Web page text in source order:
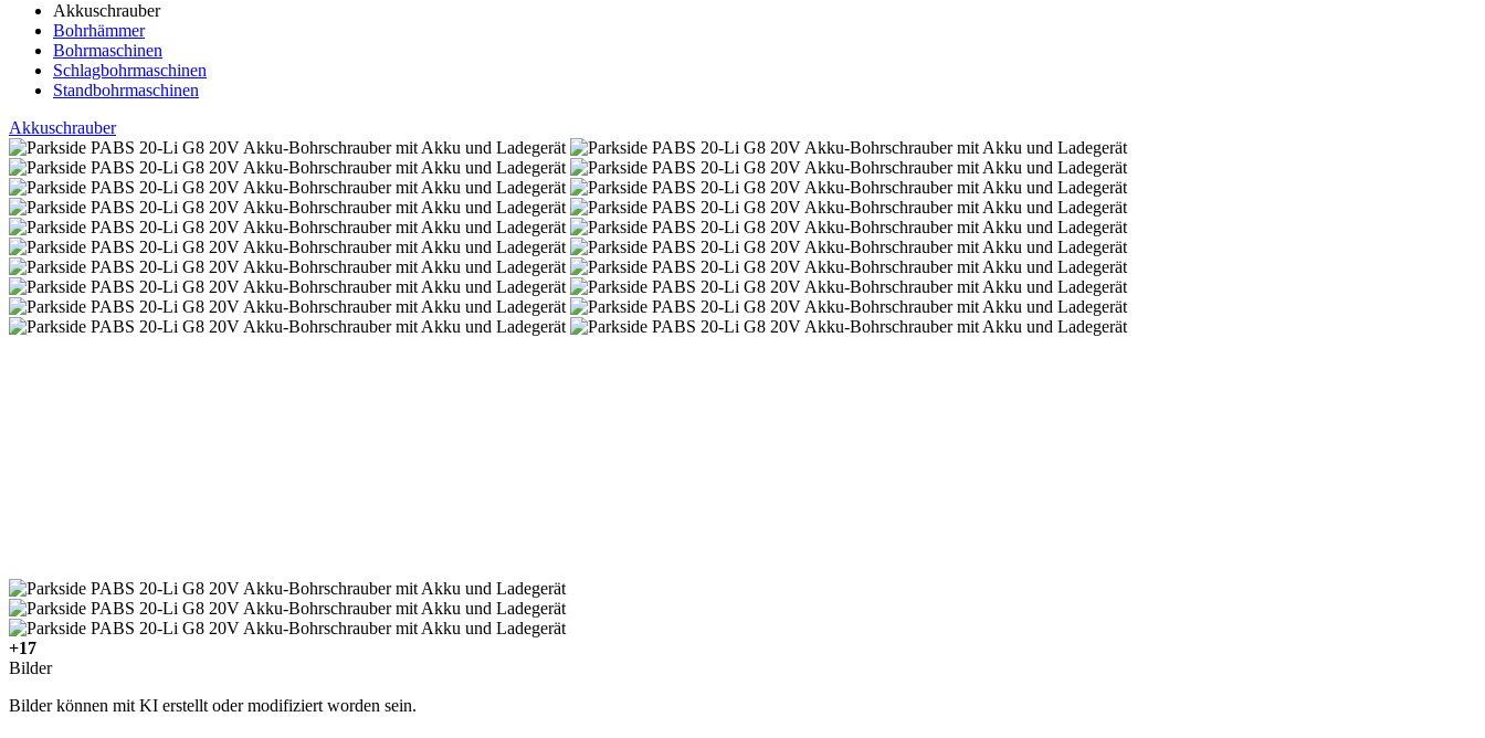
Akkuschrauber
Bohrhämmer
Bohrmaschinen
Schlagbohrmaschinen
Standbohrmaschinen
Akkuschrauber
+17
Bilder
Bilder können mit KI erstellt oder modifiziert worden sein.